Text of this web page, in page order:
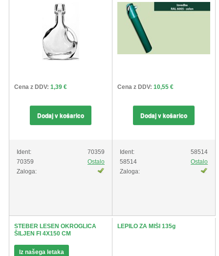
Cena z DDV: 1,39 €
Dodaj v košarico
Ident:
70359
70359
Ostalo
Zaloga:
Cena z DDV: 10,55 €
Dodaj v košarico
Ident:
58514
58514
Ostalo
Zaloga:
STEBER LESEN OKROGLICA
ŠILJEN FI 4X150 CM
Iz našega letaka
LEPILO ZA MIŠI 135g